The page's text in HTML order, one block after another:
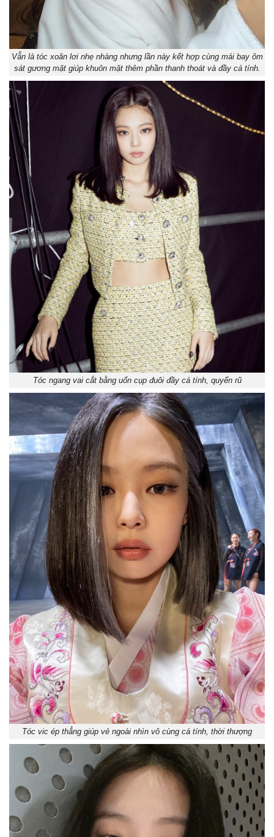
Vẫn là tóc xoăn lơi nhẹ nhàng nhưng lần này kết hợp cùng mái bay ôm
sát gương mặt giúp khuôn mặt thêm phần thanh thoát và đầy cá tính.
Tóc ngang vai cắt bằng uốn cụp đuôi đầy cá tính, quyến rũ
Tóc vic ép thẳng giúp vẻ ngoài nhìn vô cùng cá tính, thời thượng